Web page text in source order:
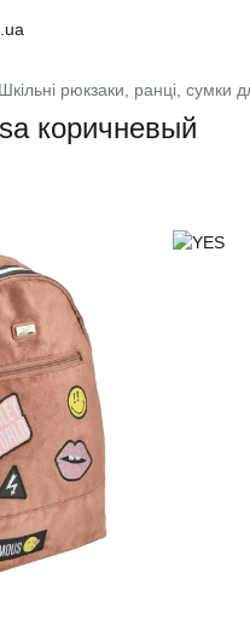
Шкільні рюкзаки, ранці, сумки
коричневый